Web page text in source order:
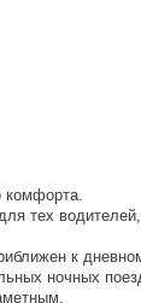
комфорта.
тех
к
ночных